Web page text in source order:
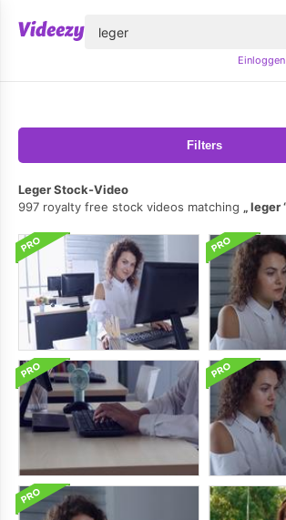
Einloggen
Filters
Leger Stock-Video
997 royalty free stock videos matching
leger